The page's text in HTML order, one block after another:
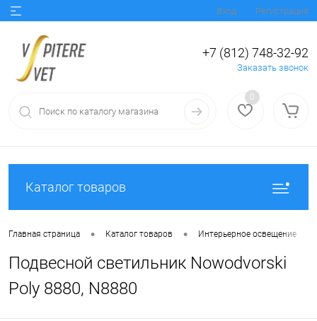
Вход Регистрация
+7 (812) 748-32-92
Заказать звонок
0
Каталог товаров
Главная страница • Каталог товаров • Интерьерное освещение
Подвесной светильник Nowodvorski
Poly 8880, N8880